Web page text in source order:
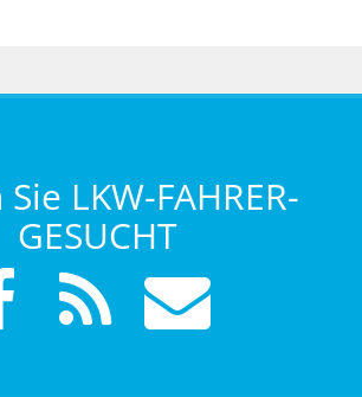
LKW-FAHRER-
GESUCHT